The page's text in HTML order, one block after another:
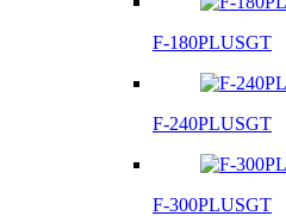
F-180PLUSGT
F-240PLUSGT
F-300PLUSGT